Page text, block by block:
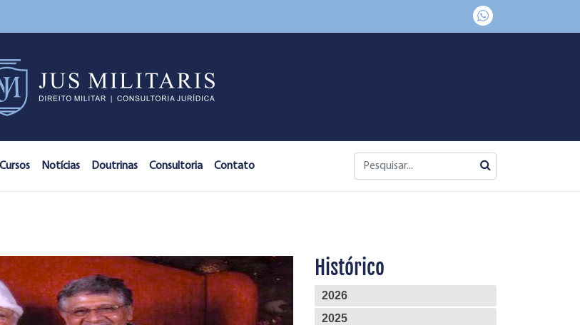
Cursos Notícias Doutrinas Consultoria Contato
Histórico
2026
2025